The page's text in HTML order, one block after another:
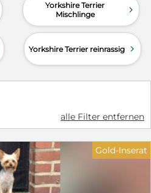
Yorkshire Terrier
Mischlinge
d
Yorkshire Terrier reinrassig d
alle Filter entfernen
Gold-Inserat